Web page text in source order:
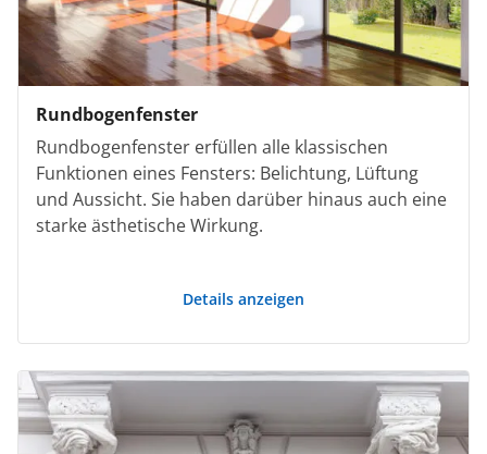
Rundbogenfenster
Rundbogenfenster erfüllen alle klassischen
Funktionen eines Fensters: Belichtung, Lüftung
und Aussicht. Sie haben darüber hinaus auch eine
starke ästhetische Wirkung.
Details anzeigen